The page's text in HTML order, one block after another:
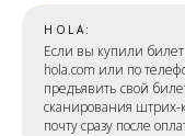
HOLA:
Если вы купили
hola.com или по
предъявить свой
сканирования штрих-
почту сразу после